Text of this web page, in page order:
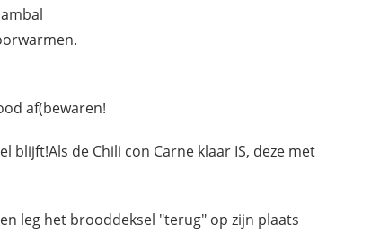
af(bewaren!
de Chili con Carne klaar IS, deze met
leg het brooddeksel "terug" op zijn plaats